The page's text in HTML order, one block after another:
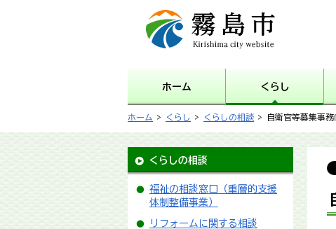
霧島市 Kirishima city
website
ホーム くらし
ホーム > くらし > くらしの相談 > 自衛官等募集事務
くらしの相談
福祉の相談窓口（重層的支援
体制整備事業）
リフォームに関する相談